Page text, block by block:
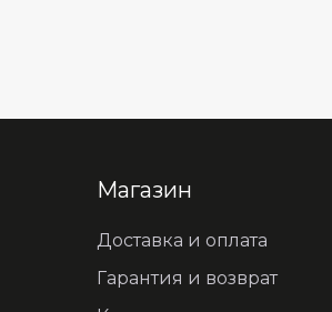
Магазин
Доставка и оплата
Гарантия и возврат